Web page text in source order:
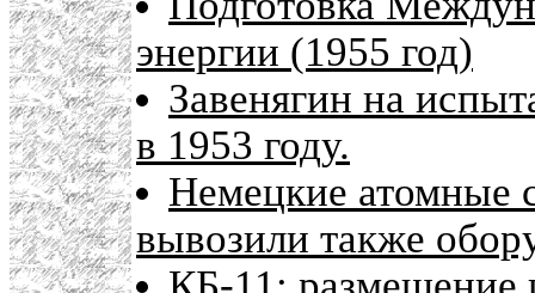
энергии (1955 год)
Завенягин на
в 1953 году.
Немецкие атомные
вывозили также